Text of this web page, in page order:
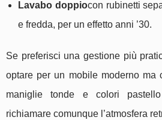
Lavabo doppiocon rubinetti
e fredda, per un effetto anni ’30.
Se preferisci una gestione più
optare per un mobile moderno ma
maniglie tonde e colori
richiamare comunque l’atmosfera